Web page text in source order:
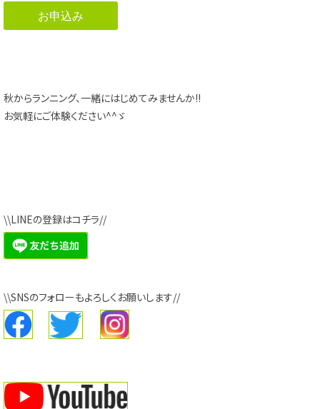
お申込み
秋からランニング、一緒にはじめてみませんか!!
お気軽にご体験ください^^ゞ
\\LINEの登録はコチラ//
\\SNSのフォローもよろしくお願いします//